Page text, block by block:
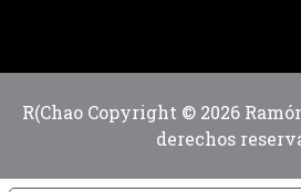
R(Chao Copyright © 2026
derechos